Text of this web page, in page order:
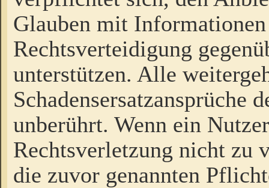
Glauben mit
Rechtsverteidigung
unterstützen. Alle
Schadensersatzansprüche
unberührt. Wenn ein
Rechtsverletzung nicht zu
die zuvor genannten